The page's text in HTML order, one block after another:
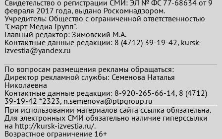
Свидетельство о регистрации СМИ: ЭЛ № ФС 77-68634 от 9
февраля 2017 года, выдано Роскомнадзором.
Учредитель: Общество с ограниченной ответственностью
"Смарт Медиа Групп".
Главный редактор:Зимовский М.А.
Контактные данные редакции: 8 (4712) 39-19-42, kursk-
izvestia@yandex.ru
По вопросам размещения рекламы обращаться:
Директор рекламной службы: Семенова Наталья
Николаевна
Контактные данные редакции: 8-920-265-66-14, 8 (4712)
39-19-42 *2323, n.semenova@ptpgroup.ru
При использовании материалов сайта ссылка обязательна.
Для электронных СМИ обязательно наличие гиперссылки
на http://kursk-izvestia.ru/.
Возрастное ограничение 16+